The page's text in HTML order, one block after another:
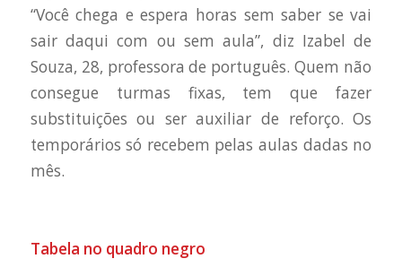
“Você chega e espera horas sem saber se vai
sair daqui com ou sem aula”, diz Izabel de
Souza, 28, professora de português. Quem não
consegue turmas fixas, tem que fazer
substituições ou ser auxiliar de reforço. Os
temporários só recebem pelas aulas dadas no
mês.
Tabela no quadro negro